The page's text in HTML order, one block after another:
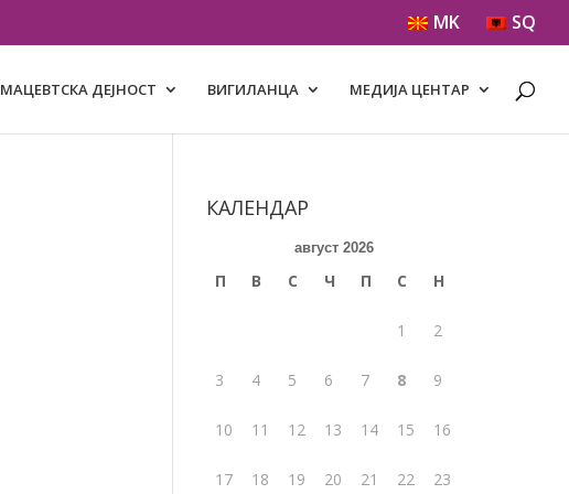
MK SQ
ДЕЈНОСТ ВИГИЛАНЦА МЕДИЈА ЦЕНТАР
КАЛЕНДАР
август 2026
П В С Ч П С Н
1 2
3 4 5 6 7 8 9
10 11 12 13 14 15 16
17 18 19 20 21 22 23